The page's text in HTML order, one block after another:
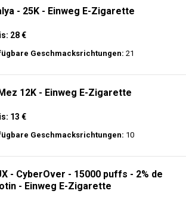
- 25K - Einweg E-Zigarette
28 €
Geschmacksrichtungen: 21
12K - Einweg E-Zigarette
13 €
Geschmacksrichtungen: 10
- CyberOver - 15000 puffs - 2% de
- Einweg E-Zigarette